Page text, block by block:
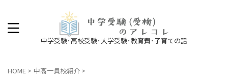
中学受験･高校受験･大学受験･教育費･子育ての話
HOME > 中高一貫校紹介 >